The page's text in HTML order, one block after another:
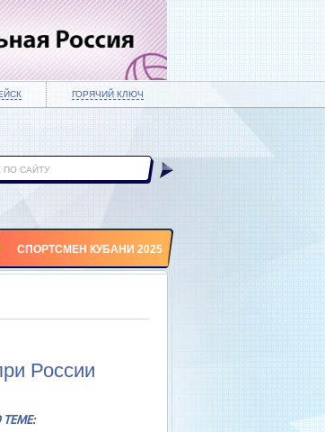
ГОРЯЧИЙ КЛЮЧ
СПОРТСМЕН КУБАНИ 2025
России